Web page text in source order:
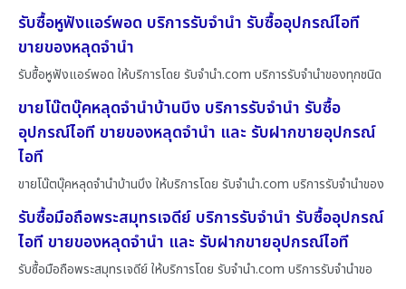
รับซื้อหูฟังแอร์พอด บริการรับจำนำ รับซื้ออุปกรณ์ไอที
ขายของหลุดจำนำ
รับซื้อหูฟังแอร์พอด ให้บริการโดย รับจํานํา.com บริการรับจำนำของทุกชนิด
ขายโน๊ตบุ๊คหลุดจำนำบ้านบึง บริการรับจำนำ รับซื้อ
อุปกรณ์ไอที ขายของหลุดจำนำ และ รับฝากขายอุปกรณ์
ไอที
ขายโน๊ตบุ๊คหลุดจำนำบ้านบึง ให้บริการโดย รับจํานํา.com บริการรับจำนำของ
รับซื้อมือถือพระสมุทรเจดีย์ บริการรับจำนำ รับซื้ออุปกรณ์
ไอที ขายของหลุดจำนำ และ รับฝากขายอุปกรณ์ไอที
รับซื้อมือถือพระสมุทรเจดีย์ ให้บริการโดย รับจํานํา.com บริการรับจำนำขอ